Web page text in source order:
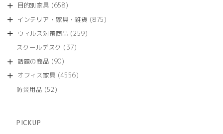
商
目的別家具 658658
の
商
インテリア・家具・雑貨 875875
ウィルス対策商品 259259
スクールデスク 3737
商
話題の商品 9090
の
オフィス家具 45564556
防災用品 5252
PICKUP